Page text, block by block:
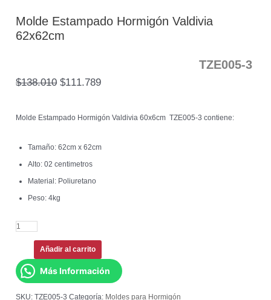
Molde Estampado Hormigón Valdivia
62x62cm
TZE005-3
$138.010 $111.789
Molde Estampado Hormigón Valdivia 60x6cm TZE005-3 contiene:
Tamaño: 62cm x 62cm
Alto: 02 centimetros
Material: Poliuretano
Peso: 4kg
Añadir al carrito
Más Información
SKU:TZE005-3 Categoría: Moldes para Hormigón